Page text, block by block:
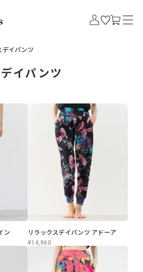
デイパンツ
イパンツ
ン
リラックスデイパンツ アドーア
¥14,960